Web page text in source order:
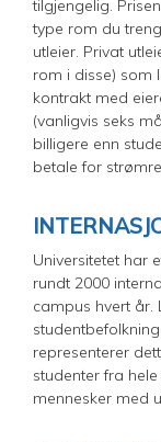
tilgjengelig.
type rom du
utleier. Privat
rom i disse) som
kontrakt med
(vanligvis seks
billigere enn
betale for
Universitetet har
rundt 2000
campus hvert år.
representerer
studenter fra
mennesker med